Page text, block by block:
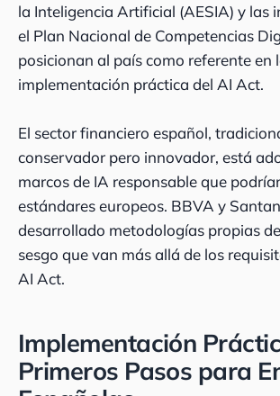
la Inteligencia Artificial (AESIA) y las
el Plan Nacional de Competencias
posicionan al país como referente en
implementación práctica del AI Act.
El sector financiero español,
conservador pero innovador, está
marcos de IA responsable que
estándares europeos. BBVA y
desarrollado metodologías propias
sesgo que van más allá de los
AI Act.
Implementación
Primeros Pasos para